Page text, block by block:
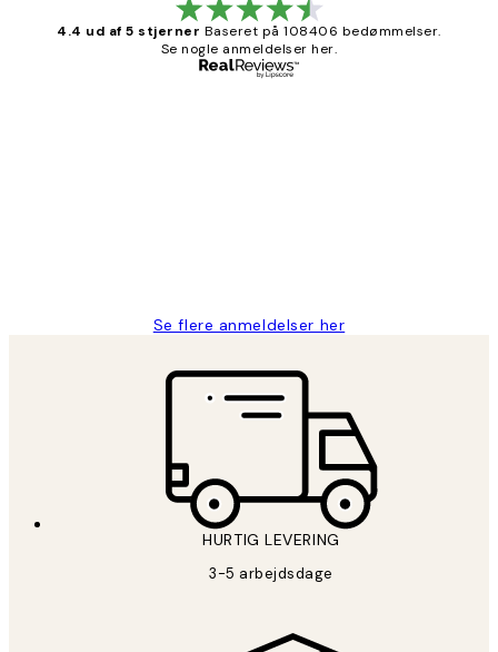
4.4 ud af 5 stjerner Baseret på 108406 bedømmelser.
Se nogle anmeldelser her.
Se flere anmeldelser her
HURTIG LEVERING
3-5 arbejdsdage